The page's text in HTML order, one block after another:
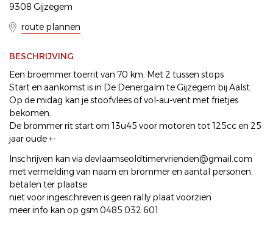
9308 Gijzegem
route plannen
BESCHRIJVING
Een broemmer toerrit van 70 km. Met 2 tussen stops
Start en aankomst is in De Denergalm te Gijzegem bij Aalst.
Op de midag kan je stoofvlees of vol-au-vent met frietjes
bekomen.
De brommer rit start om 13u45 voor motoren tot 125cc en 25
jaar oude +-
Inschrijven kan via devlaamseoldtimervrienden@gmail.com
met vermelding van naam en brommer en aantal personen.
betalen ter plaatse
niet voor ingeschreven is geen rally plaat voorzien
meer info kan op gsm 0485 032 601